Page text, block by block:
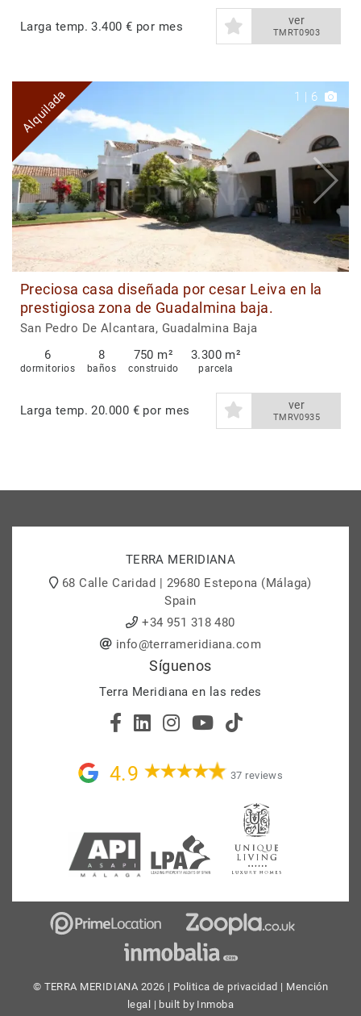
Larga temp. 3.400 € por mes ver
TMRT0903
Alquilada 1 6
Preciosa casa diseñada por cesar Leiva en la
prestigiosa zona de Guadalmina baja.
San Pedro De Alcantara, Guadalmina Baja
6
dormitorios
8
baños
750 m²
construido
3.300 m²
parcela
Larga temp. 20.000 € por mes ver
TMRV0935
TERRA MERIDIANA
68 Calle Caridad | 29680 Estepona (Málaga)
Spain
+34 951 318 480
info@terrameridiana.com
Síguenos
Terra Meridiana en las redes
4.9 37 reviews
© TERRA MERIDIANA 2026 | Politica de privacidad | Mención
legal | built by Inmoba